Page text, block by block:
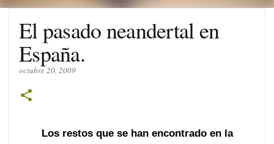
El pasado neandertal en
España.
octubre 20, 2009
Los restos que se han encontrado en la